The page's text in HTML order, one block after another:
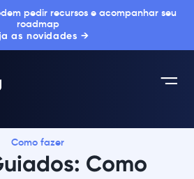
pedir recursos e acompanhar seu
roadmap
as novidades →
Como fazer
Como